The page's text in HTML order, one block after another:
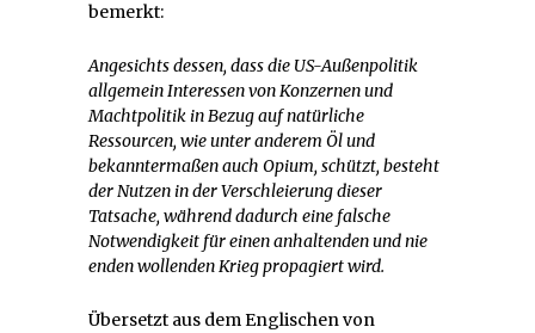
bemerkt:
Angesichts dessen, dass die US-Außenpolitik
allgemein Interessen von Konzernen und
Machtpolitik in Bezug auf natürliche
Ressourcen, wie unter anderem Öl und
bekanntermaßen auch Opium, schützt, besteht
der Nutzen in der Verschleierung dieser
Tatsache, während dadurch eine falsche
Notwendigkeit für einen anhaltenden und nie
enden wollenden Krieg propagiert wird.
Übersetzt aus dem Englischen von